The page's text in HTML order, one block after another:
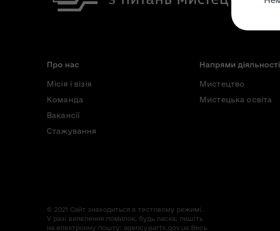
Про нас
Місія і візія
Команда
Вакансії
Стажування
Напрями діяльності
Мистецтво
Мистецька освіта
© 2021 Сайт знаходиться в тестовому режимі.
У разі виявлення помилок, будь ласка, пишіть
на електронну пошту: agency@arts.gov.ua Весь